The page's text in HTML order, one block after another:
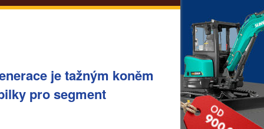
je tažným koněm
pro segment